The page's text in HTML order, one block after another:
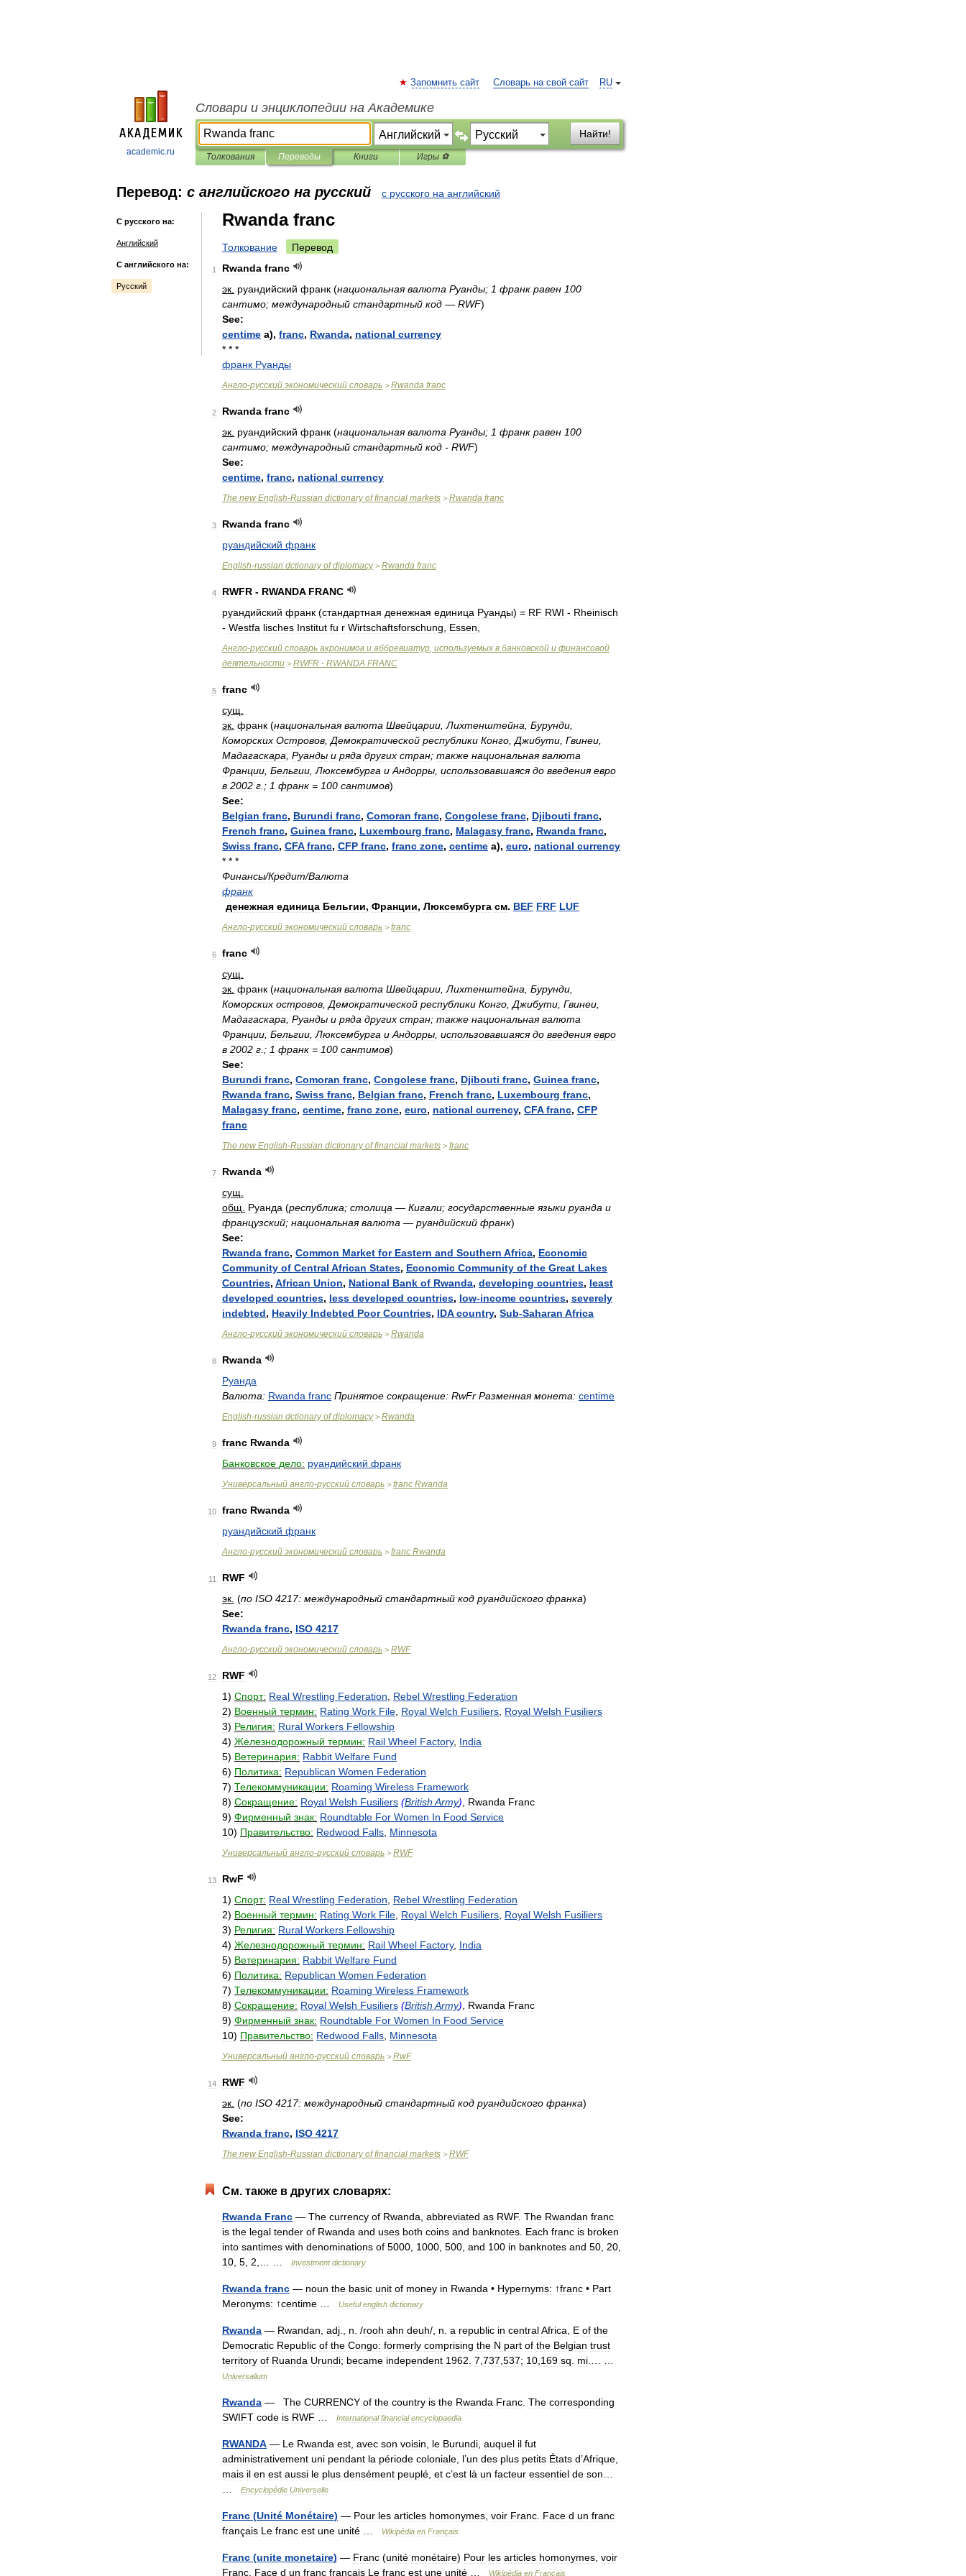
academic.ru
RU
Запомнить сайт Словарь на свой сайт
Словари и энциклопедии на Академике
Найти!
Толкования Переводы Книги Игры ⚽
Перевод: с английского на русский с русского на английский
С русского на:
Английский
С английского на:
Русский
Rwanda franc
Толкование Перевод
1 Rwanda franc
эк руандийский франк (национальная валюта Руанды; 1 франк равен 100
сантимо; международный стандартный код — RWF)
See:
centime а), franc, Rwanda, national currency
* * *
франк Руанды
Англо-русский экономический словарь > Rwanda franc
2 Rwanda franc
эк руандийский франк (национальная валюта Руанды; 1 франк равен 100
сантимо; международный стандартный код - RWF)
See:
centime, franc, national currency
The new English-Russian dictionary of financial markets > Rwanda franc
3 Rwanda franc
руандийский франк
English-russian dctionary of diplomacy> Rwanda franc
4 RWFR - RWANDA FRANC
руандийский франк (стандартная денежная единица Руанды) = RF RWI - Rheinisch
- Westfa lisches Institut fu r Wirtschaftsforschung Essen
Англо-русский словарь акронимов и аббревиатур, используемых в банковской и финансовой
деятельности > RWFR - RWANDA FRANC
5
franc
сущ
эк франк (национальная валюта Швейцарии Лихтенштейна Бурунди
Коморских Островов Демократической республики Конго Джибути Гвинеи
Мадагаскара Руанды и ряда других стран; также национальная валюта
Франции Бельгии Люксембурга и Андорры использовавшаяся до введения евро
в 2002 г .; 1 франк = 100 сантимов)
See:
Belgian franc, Burundi franc, Comoran franc, Congolese franc, Djibouti franc,
French franc, Guinea franc, Luxembourg franc, Malagasy franc, Rwanda franc,
Swiss franc, CFA franc, CFP franc, franc zone, centime а), euro, national currency
* * *
Финансы/Кредит/Валюта
франк
денежная единица Бельгии, Франции, Люксембурга см. BEF FRF LUF
Англо-русский экономический словарь > franc
6
franc
сущ
эк франк (национальная валюта Швейцарии Лихтенштейна Бурунди
Коморских островов Демократической республики Конго Джибути Гвинеи
Мадагаскара Руанды и ряда других стран; также национальная валюта
Франции Бельгии Люксембурга и Андорры использовавшаяся до введения евро
в 2002 г .; 1 франк = 100 сантимов)
See:
Burundi franc, Comoran franc, Congolese franc, Djibouti franc, Guinea franc,
Rwanda franc, Swiss franc, Belgian franc, French franc, Luxembourg franc,
Malagasy franc, centime, franc zone, euro, national currency, CFA franc, CFP
franc
The new English-Russian dictionary of financial markets > franc
7
Rwanda
сущ
общ
Руанда (республика; столица — Кигали; государственные языки руанда и
французский; национальная валюта — руандийский франк)
See:
Rwanda franc, Common Market for Eastern and Southern Africa, Economic
Community of Central African States, Economic Community of the Great Lakes
Countries, African Union, National Bank of Rwanda, developing countries, least
developed countries, less developed countries, low-income countries, severely
indebted, Heavily Indebted Poor Countries, IDA country, Sub-Saharan Africa
Англо-русский экономический словарь > Rwanda
8
Rwanda
Руанда
Валюта: Rwanda franc Принятое сокращение: RwFr Разменная монета: centime
English-russian dctionary of diplomacy> Rwanda
9 franc Rwanda
Банковское дело: руандийский франк
Универсальный англо-русский словарь > franc Rwanda
10 franc Rwanda
руандийский франк
Англо-русский экономический словарь > franc Rwanda
11
RWF
эк (по ISO 4217: международный стандартный код руандийского франка)
See:
Rwanda franc, ISO 4217
Англо-русский экономический словарь > RWF
12
RWF
1) Спорт: Real Wrestling Federation Rebel Wrestling Federation
2) Военный термин: Rating Work File Royal Welch Fusiliers Royal Welsh Fusiliers
3) Религия: Rural Workers Fellowship
4) Железнодорожный термин: Rail Wheel Factory, India
5) Ветеринария: Rabbit Welfare Fund
6) Политика: Republican Women Federation
7) Телекоммуникации: Roaming Wireless Framework
8) Сокращение: Royal Welsh Fusiliers (British Army) Rwanda Franc
9) Фирменный знак: Roundtable For Women In Food Service
10) Правительство: Redwood Falls Minnesota
Универсальный англо-русский словарь > RWF
13
RwF
1) Спорт: Real Wrestling Federation Rebel Wrestling Federation
2) Военный термин: Rating Work File Royal Welch Fusiliers Royal Welsh Fusiliers
3) Религия: Rural Workers Fellowship
4) Железнодорожный термин: Rail Wheel Factory, India
5) Ветеринария: Rabbit Welfare Fund
6) Политика: Republican Women Federation
7) Телекоммуникации: Roaming Wireless Framework
8) Сокращение: Royal Welsh Fusiliers (British Army) Rwanda Franc
9) Фирменный знак: Roundtable For Women In Food Service
10) Правительство: Redwood Falls Minnesota
Универсальный англо-русский словарь > RwF
14
RWF
эк (по ISO 4217: международный стандартный код руандийского франка)
See:
Rwanda franc, ISO 4217
The new English-Russian dictionary of financial markets > RWF
См. также в других словарях:
Rwanda Franc — The currency of Rwanda abbreviated as RWF. The Rwandan franc
is the legal tender of Rwanda and uses both coins and banknotes Each franc is broken
into santimes with denominations of 5000 1000 500 and 100 in banknotes and 50 20
10 5 2 Investment dictionary
Rwanda franc — noun the basic unit of money in Rwanda • Hypernyms: ↑franc • Part
Meronyms: ↑centime Useful english dictionary
Rwanda — Rwandan adj n . /rooh ahn deuh/, n a republic in centralAfrica E of the
Democratic Republic of the Congo: formerly comprising the N part of the Belgian trust
territory of Ruanda Urundi; became independent 1962 7 737 537; 10 169 sq mi
Universalium
Rwanda — The CURRENCY of the country is the Rwanda Franc The corresponding
SWIFT code is RWF International financial encyclopaedia
RWANDA — Le Rwanda est avec son voisin le Burundi auquel il fut
administrativement uni pendant la période coloniale l’un des plus petits États d’Afrique
mais il en est aussi le plus densément peuplé et c’est là un facteur essentiel de son
Encyclopédie Universelle
Franc (Unité Monétaire) — Pour les articles homonymes voir Franc Face d un franc
français Le franc est une unité Wikipédia en Français
Franc (unite monetaire) — Franc (unité monétaire) Pour les articles homonymes voir
Franc Face d un franc français Le franc est une unité Wikipédia en Français